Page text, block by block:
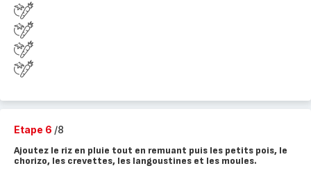
Etape 6 /8
Ajoutez le riz en pluie tout en remuant puis les petits pois, le
chorizo, les crevettes, les langoustines et les moules.